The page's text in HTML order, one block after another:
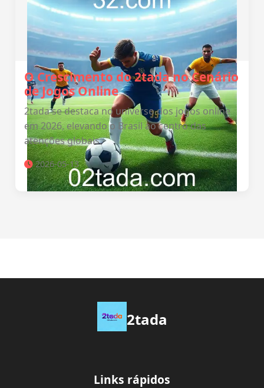
O Crescimento do 2tada no Cenário
de Jogos Online
2tada se destaca no universo dos jogos online
em 2026, elevando o Brasil ao centro das
atenções globais.
2026-05-13
2tada
Links rápidos